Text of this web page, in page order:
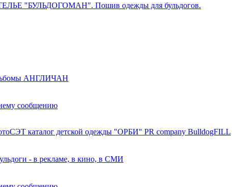
"БУЛЬДОГОМАН". Пошив одежды для бульдогов.
АНГЛИЧАН
сообщению
каталог детской одежды "ОРБИ" PR company BulldogFILL
- в рекламе, в кино, в СМИ